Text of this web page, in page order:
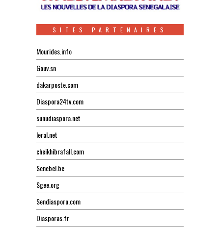
SITES PARTENAIRES
Mourides.info
Gouv.sn
dakarposte.com
Diaspora24tv.com
sunudiaspora.net
leral.net
cheikhibrafall.com
Senebel.be
Sgee.org
Sendiaspora.com
Diasporas.fr